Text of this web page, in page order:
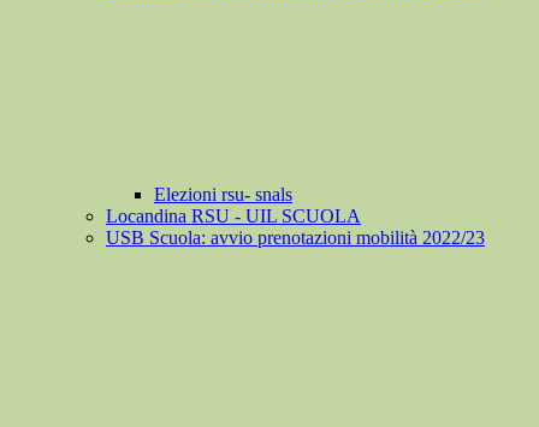
Elezioni rsu- snals
Locandina RSU - UIL SCUOLA
USB Scuola: avvio prenotazioni mobilità 2022/23